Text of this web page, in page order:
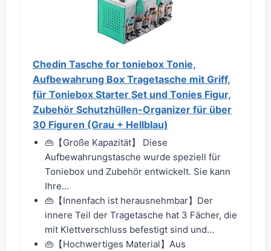
Chedin Tasche for toniebox Tonie,
Aufbewahrung Box Tragetasche mit Griff,
für Toniebox Starter Set und Tonies Figur,
Zubehör Schutzhüllen-Organizer für über
30 Figuren (Grau + Hellblau)
👜【Große Kapazität】 Diese
Aufbewahrungstasche wurde speziell für
Toniebox und Zubehör entwickelt. Sie kann
Ihre...
👜【Innenfach ist herausnehmbar】Der
innere Teil der Tragetasche hat 3 Fächer, die
mit Klettverschluss befestigt sind und...
👜【Hochwertiges Material】Aus